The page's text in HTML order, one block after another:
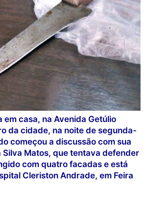
em casa, na Avenida Getúlio
da cidade, na noite de segunda-
começou a discussão com sua
Silva Matos, que tentava defender
com quatro facadas e está
Cleriston Andrade, em Feira